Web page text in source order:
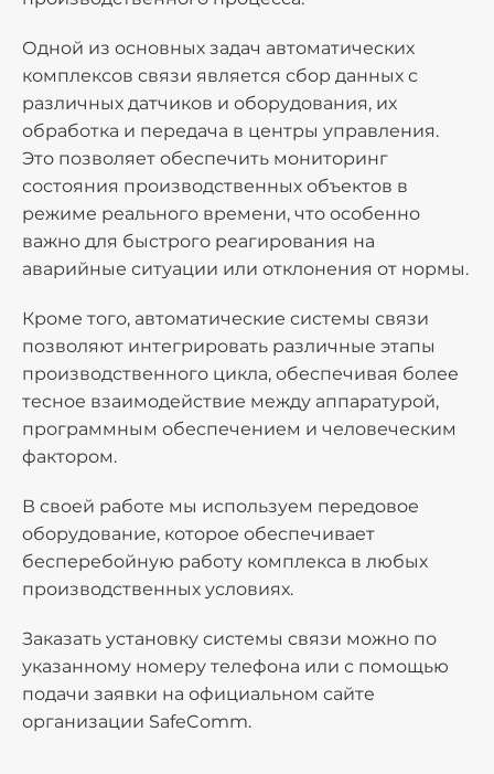
Одной из основных задач автоматических
комплексов связи является сбор данных с
различных датчиков и оборудования, их
обработка и передача в центры управления.
Это позволяет обеспечить мониторинг
состояния производственных объектов в
режиме реального времени, что особенно
важно для быстрого реагирования на
аварийные ситуации или отклонения от нормы.
Кроме того, автоматические системы связи
позволяют интегрировать различные этапы
производственного цикла, обеспечивая более
тесное взаимодействие между аппаратурой,
программным обеспечением и человеческим
фактором.
В своей работе мы используем передовое
оборудование, которое обеспечивает
бесперебойную работу комплекса в любых
производственных условиях.
Заказать установку системы связи можно по
указанному номеру телефона или с помощью
подачи заявки на официальном сайте
организации SafeComm.